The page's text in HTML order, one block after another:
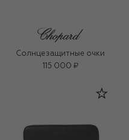
Солнцезащитные очки
115 000 ₽